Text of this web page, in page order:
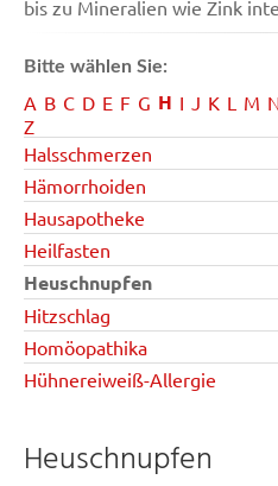
bis zu Mineralien wie Zink
Bitte wählen Sie:
A B C D E F G H I J K L M
Z
Halsschmerzen
Hämorrhoiden
Hausapotheke
Heilfasten
Heuschnupfen
Hitzschlag
Homöopathika
Hühnereiweiß-Allergie
Heuschnupfen